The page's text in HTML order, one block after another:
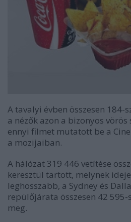
A tavalyi évben összesen 184-
a nézők azon a bizonyos
ennyi filmet mutatott be a
a mozijaiban.
A hálózat 319 446 vetítése
keresztül tartott, melynek
leghosszabb, a Sydney és
repülőjárata összesen 42 595-
meg.